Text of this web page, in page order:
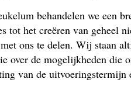
behandelen we een
tot het creëren van geheel
ons te delen. Wij staan
over de mogelijkheden die
van de uitvoeringstermijn